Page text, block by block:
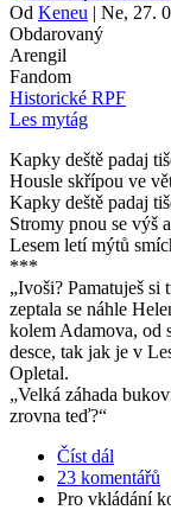
Od Keneu | Ne, 27.
Obdarovaný
Arengil
Fandom
Historické RPF
Les mytág
Kapky deště padaj
Housle skřípou ve
Kapky deště padaj
Stromy pnou se výš
Lesem letí mýtů
***
„Ivoši? Pamatuješ si
zeptala se náhle
kolem Adamova, od
desce, tak jak je v
Opletal.
„Velká záhada
zrovna teď?“
Číst dál
23 komentářů
Pro vkládání